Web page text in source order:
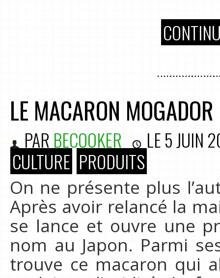
LE MACARON
PAR BECOOKER LE5 JUIN
CULTURE PRODUITS
On ne présente plus
Après avoir relancé la
se lance et ouvre une
nom au Japon. Parmi
trouve ce macaron qui